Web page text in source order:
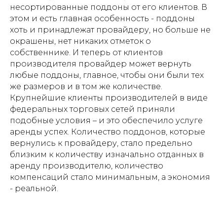
несортированные поддоны от его клиентов. В
этом и есть главная особенность - поддоны
хоть и принадлежат провайдеру, но больше не
окрашены, нет никаких отметок о
собственнике. И теперь от клиентов
производителя провайдер может вернуть
любые поддоны, главное, чтобы они были тех
же размеров и в том же количестве.
Крупнейшие клиенты производителей в виде
федеральных торговых сетей приняли
подобные условия – и это обеспечило услуге
аренды успех. Количество поддонов, которые
вернулись к провайдеру, стало предельно
близким к количеству изначально отданных в
аренду производителю, количество
компенсаций стало минимальным, а экономия
- реальной.